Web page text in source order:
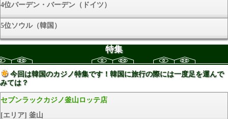
4位バーデン・バーデン（ドイツ）
5位ソウル（韓国）
特集
今回は韓国のカジノ特集です！韓国に旅行の際には一度足を運んで
みては？
セブンラックカジノ釜山ロッテ店
[エリア] 釜山